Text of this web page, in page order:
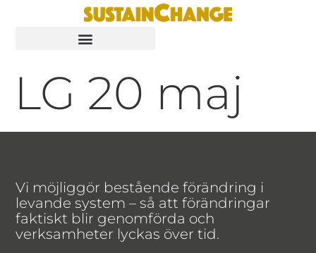
LG 20 maj
Vi möjliggör bestående förändring i
levande system – så att förändringar
faktiskt blir genomförda och
verksamheter lyckas över tid.